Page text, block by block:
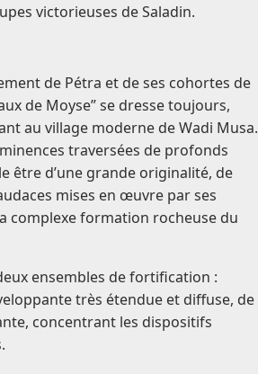
victorieuses de Saladin.
de Pétra et de ses cohortes de
de Moyse” se dresse toujours,
au village moderne de Wadi Musa.
traversées de profonds
être d’une grande originalité, de
mises en œuvre par ses
complexe formation rocheuse du
ensembles de fortification :
très étendue et diffuse, de
concentrant les dispositifs